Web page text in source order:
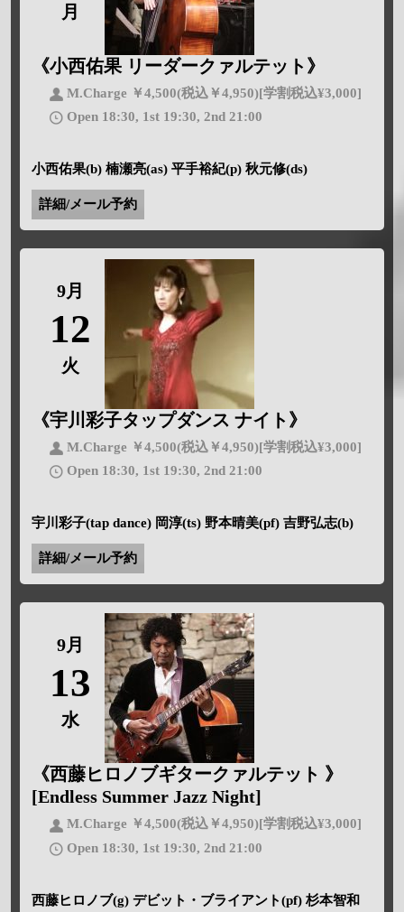
月
《小西佑果 リーダークァルテット》
M.Charge ￥4,500(税込￥4,950)[学割税込¥3,000]
Open 18:30, 1st 19:30, 2nd 21:00
小西佑果(b) 楠瀬亮(as) 平手裕紀(p) 秋元修(ds)
詳細/メール予約
9月
12
火
《宇川彩子タップダンス ナイト》
M.Charge ￥4,500(税込￥4,950)[学割税込¥3,000]
Open 18:30, 1st 19:30, 2nd 21:00
宇川彩子(tap dance) 岡淳(ts) 野本晴美(pf) 吉野弘志(b)
詳細/メール予約
9月
13
水
《西藤ヒロノブギタークァルテット 》
[Endless Summer Jazz Night]
M.Charge ￥4,500(税込￥4,950)[学割税込¥3,000]
Open 18:30, 1st 19:30, 2nd 21:00
西藤ヒロノブ(g) デビット・ブライアント(pf) 杉本智和